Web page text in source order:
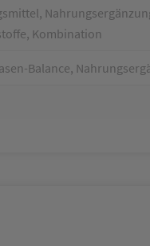
Kombination
Balance,